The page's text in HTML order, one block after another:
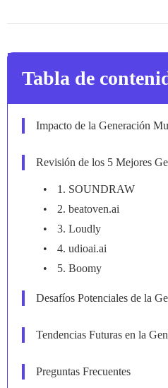
Tabla de
Impacto de la Generación
Revisión de los 5 Mejores
1. SOUNDRAW
2. beatoven.ai
3. Loudly
4. udioai.ai
5. Boomy
Desafíos Potenciales de la
Tendencias Futuras en la
Preguntas Frecuentes